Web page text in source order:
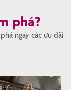
phá?
ngay các ưu đãi